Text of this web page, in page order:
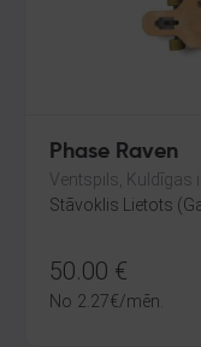
Phase Raven
Ventspils, Kuldīgas
Stāvoklis Lietots
50.00 €
No 2.27€/mēn.